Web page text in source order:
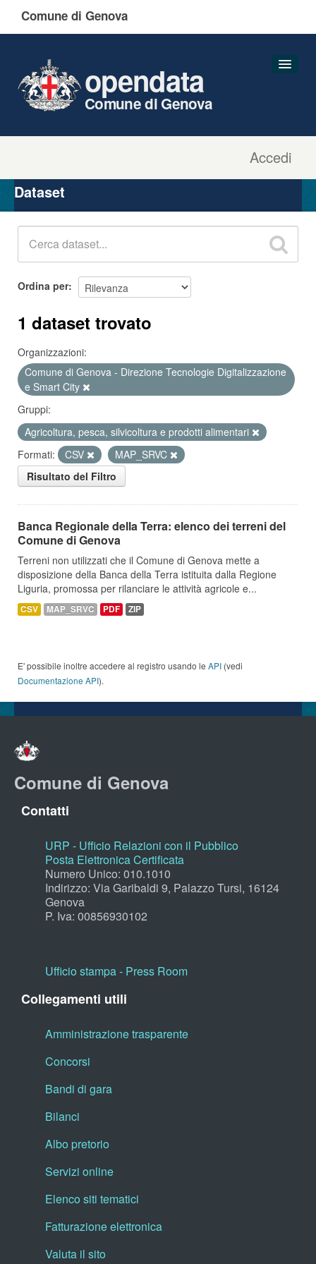
Comune di Genova
Accedi
opendata
Comune di Genova
Organizzazioni
Gruppi
Dataset
Ordina per
1 dataset trovato
Organizzazioni:
Comune di Genova - Direzione Tecnologie Digitalizzazione
e Smart City
Gruppi:
Agricoltura, pesca, silvicoltura e prodotti alimentari
Formati:
CSV
MAP_SRVC
Risultato del Filtro
Banca Regionale della Terra: elenco dei terreni del
Comune di Genova
Terreni non utilizzati che il Comune di Genova mette a
disposizione della Banca della Terra istituita dalla Regione
Liguria, promossa per rilanciare le attività agricole e...
CSV MAP_SRVC PDF ZIP
E' possibile inoltre accedere al registro usando le API (vedi
Documentazione API).
Comune di Genova
Contatti
URP - Ufficio Relazioni con il Pubblico
Posta Elettronica Certificata
Numero Unico: 010.1010
Indirizzo: Via Garibaldi 9, Palazzo Tursi, 16124
Genova
P. Iva: 00856930102
Ufficio stampa - Press Room
Collegamenti utili
Amministrazione trasparente
Concorsi
Bandi di gara
Bilanci
Albo pretorio
Servizi online
Elenco siti tematici
Fatturazione elettronica
Valuta il sito